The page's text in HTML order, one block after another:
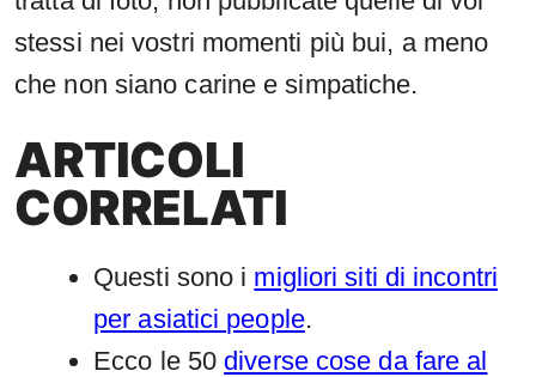
stessi nei vostri momenti più bui, a meno
che non siano carine e simpatiche.
ARTICOLI
CORRELATI
Questi sono i migliori siti di incontri
per asiatici people.
Ecco le 50 diverse cose da fare al